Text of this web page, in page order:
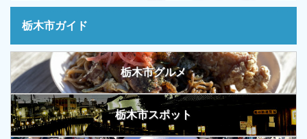
栃木市ガイド
栃木市グルメ
栃木市スポット